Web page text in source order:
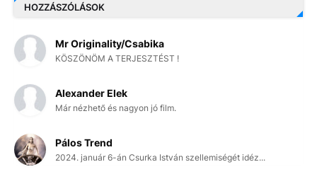
HOZZÁSZÓLÁSOK
Mr Originality/Csabika
KÖSZÖNÖM A TERJESZTÉST !
Alexander Elek
Már nézhető és nagyon jó film.
Pálos Trend
2024. január 6-án Csurka István szellemiségét idéz...